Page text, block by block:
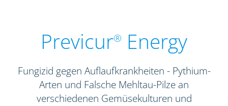
Previcur® Energy
Fungizid gegen Auflaufkrankheiten - Pythium-
Arten und Falsche Mehltau-Pilze an
verschiedenen Gemüsekulturen und